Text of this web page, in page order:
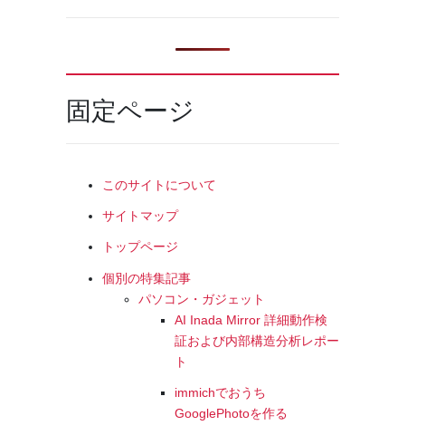
固定ページ
このサイトについて
サイトマップ
トップページ
個別の特集記事
パソコン・ガジェット
AI Inada Mirror 詳細動作検
証および内部構造分析レポー
ト
immichでおうち
GooglePhotoを作る